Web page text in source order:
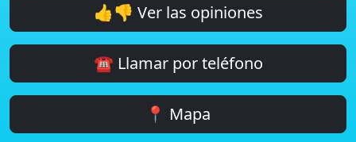
👍👎 Ver las opiniones
☎️ Llamar por teléfono
📍 Mapa